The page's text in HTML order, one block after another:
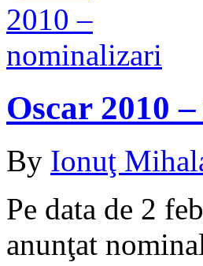
Oscar 2010
By Ionuţ
Pe data de 2
anunţat